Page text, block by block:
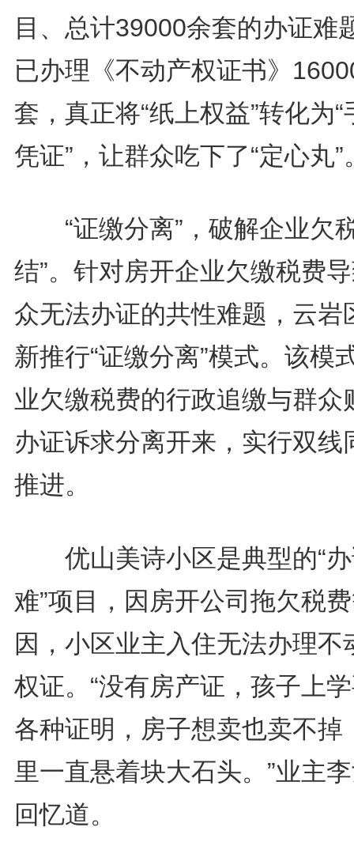
目、总计39000余套的办证难
已办理《不动产权证书》
套，真正将“纸上权益”转化为“
凭证”，让群众吃下了“定心丸”
“证缴分离”，破解企业欠
结”。针对房开企业欠缴税费
众无法办证的共性难题，云岩
新推行“证缴分离”模式。该模
业欠缴税费的行政追缴与群众
办证诉求分离开来，实行双线
推进。
优山美诗小区是典型的“
难”项目，因房开公司拖欠税
因，小区业主入住无法办理不
权证。“没有房产证，孩子上
各种证明，房子想卖也卖不掉
里一直悬着块大石头。”业主
回忆道。